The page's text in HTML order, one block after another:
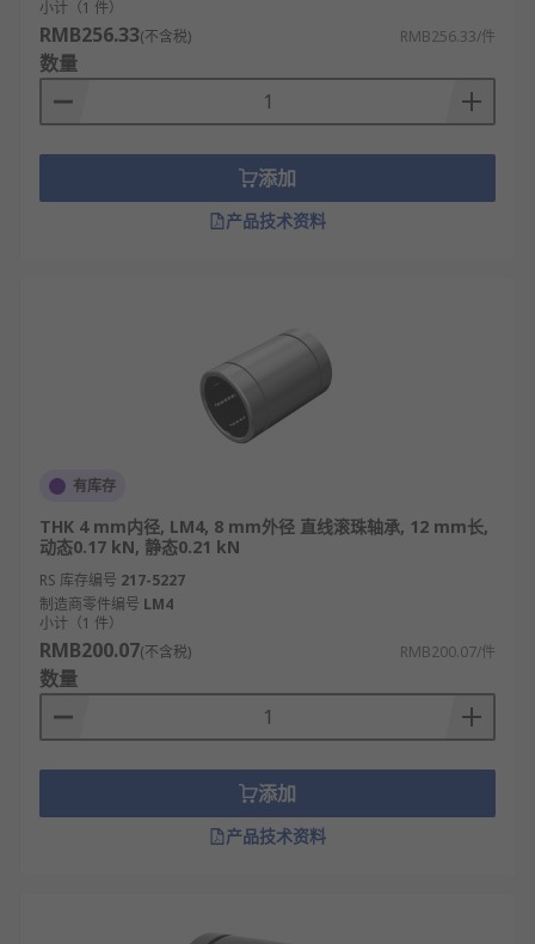
小计（1 件）
RMB256.33(不含税) RMB256.33/件
数量
添加
产品技术资料
有库存
THK 4 mm内径, LM4, 8 mm外径 直线滚珠轴承, 12 mm长,
动态0.17 kN, 静态0.21 kN
RS 库存编号 217-5227
制造商零件编号 LM4
小计（1 件）
RMB200.07(不含税) RMB200.07/件
数量
添加
产品技术资料